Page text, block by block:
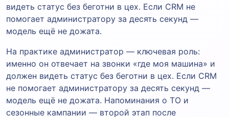
видеть статус без беготни в цех. Если CRM не
помогает администратору за десять секунд —
модель ещё не дожата.
На практике администратор — ключевая роль:
именно он отвечает на звонки «где моя машина» и
должен видеть статус без беготни в цех. Если CRM
не помогает администратору за десять секунд —
модель ещё не дожата. Напоминания о ТО и
сезонные кампании — второй этап после